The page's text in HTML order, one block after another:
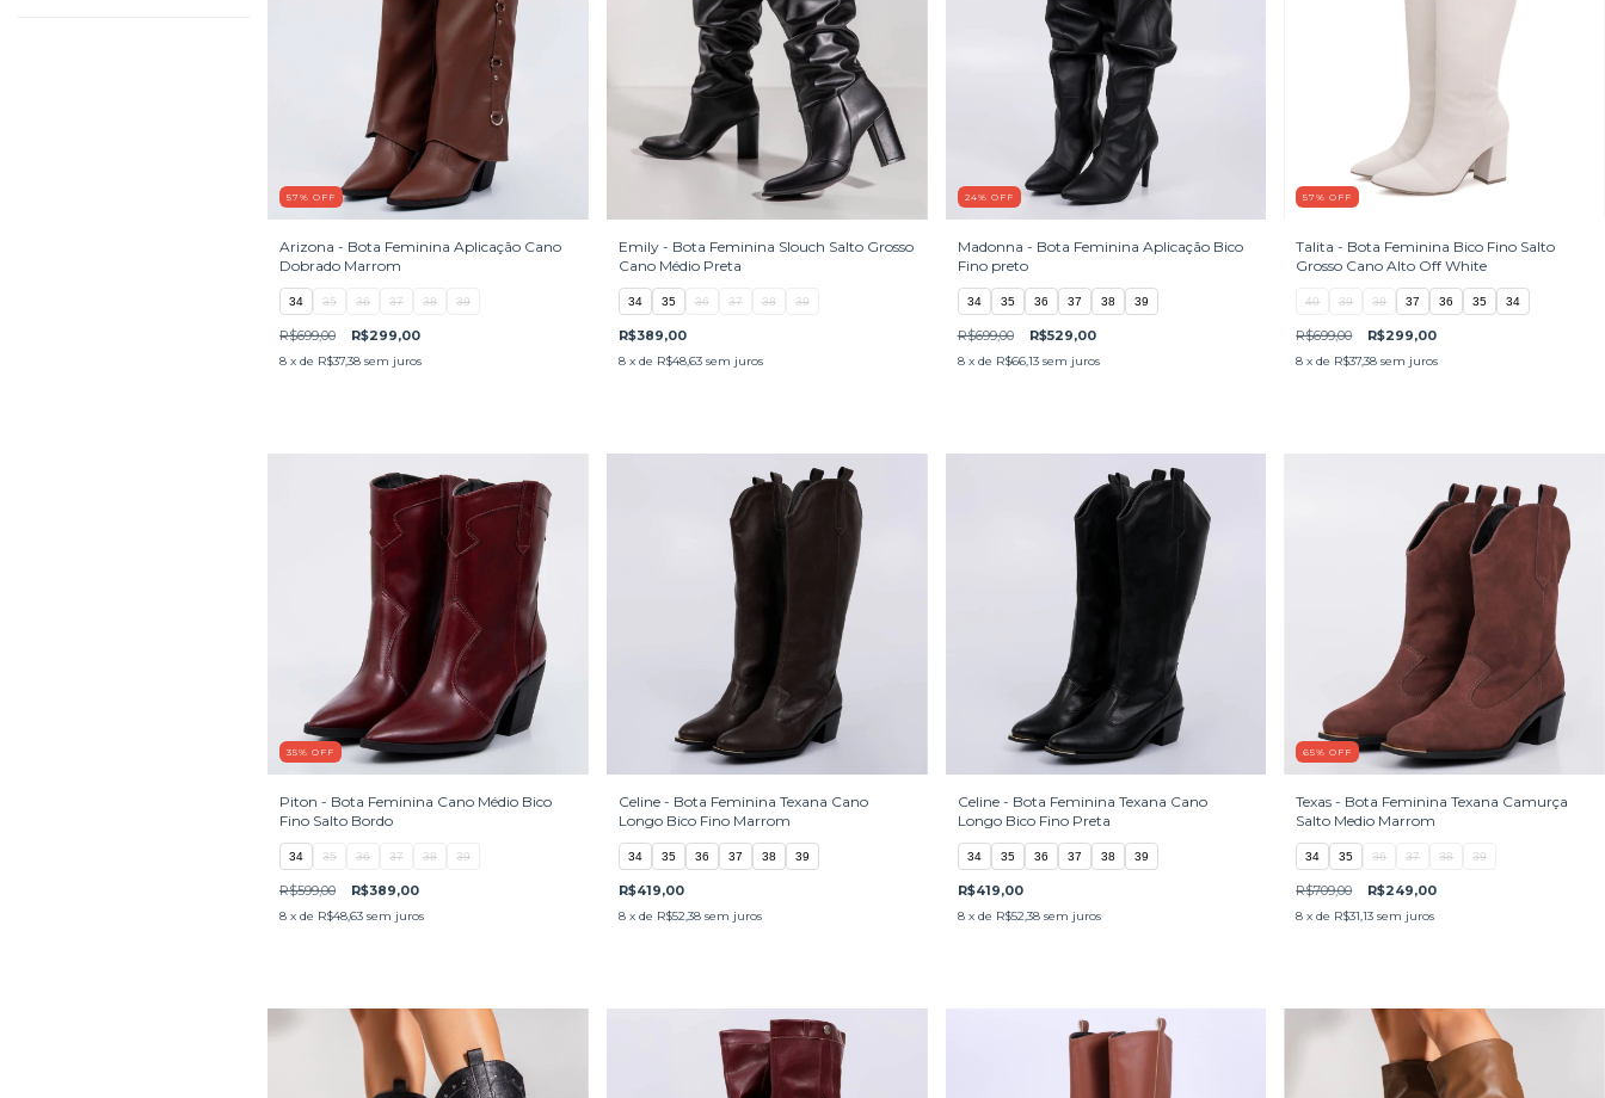
57% OFF
Arizona - Bota Feminina Aplicação Cano
Dobrado Marrom
34 35 36 37 38 39
R$699,00 R$299,00
8 x de R$37,38 sem juros
Emily - Bota Feminina Slouch Salto Grosso
Cano Médio Preta
34 35 36 37 38 39
R$389,00
8 x de R$48,63 sem juros
24% OFF
Madonna - Bota Feminina Aplicação Bico
Fino preto
34 35 36 37 38 39
R$699,00 R$529,00
8 x de R$66,13 sem juros
57%OFF
Talita - Bota Feminina Bico Fino Salto
Grosso Cano Alto Off White
40 39 38 37 36 35 34
R$699,00 R$299,00
8 x de R$37,38 sem juros
35% OFF
Piton - Bota Feminina Cano Médio Bico
Fino Salto Bordo
34 35 36 37 38 39
R$599,00 R$389,00
8 x de R$48,63 sem juros
Celine - Bota Feminina Texana Cano
Longo Bico Fino Marrom
34 35 36 37 38 39
R$419,00
8 x de R$52,38 sem juros
Celine - Bota Feminina Texana Cano
Longo Bico Fino Preta
34 35 36 37 38 39
R$419,00
8 x de R$52,38 sem juros
65%OFF
Texas - Bota Feminina Texana Camurça
Salto Medio Marrom
34 35 36 37 38 39
R$709,00 R$249,00
8 x de R$31,13 sem juros